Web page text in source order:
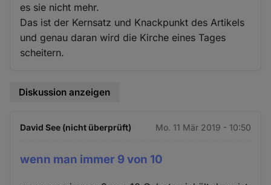
es sie nicht mehr.
Das ist der Kernsatz und Knackpunkt des Artikels
und genau daran wird die Kirche eines Tages
scheitern.
Diskussion anzeigen
David See (nicht überprüft) Mo. 11 Mär 2019 - 10:50
wenn man immer 9 von 10